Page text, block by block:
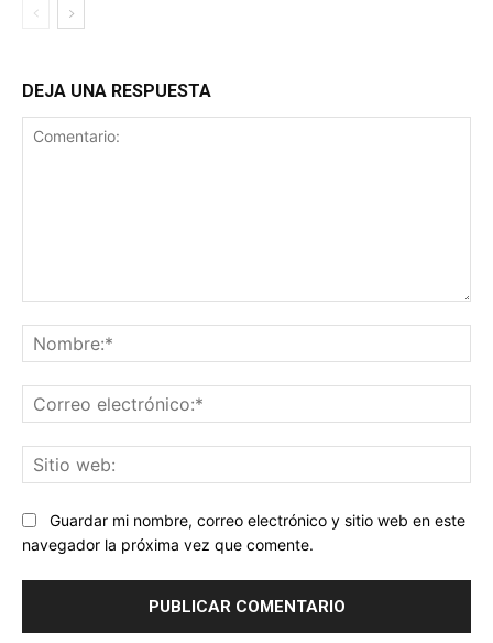
DEJA UNA RESPUESTA
Guardar mi nombre, correo electrónico y sitio web en este
navegador la próxima vez que comente.